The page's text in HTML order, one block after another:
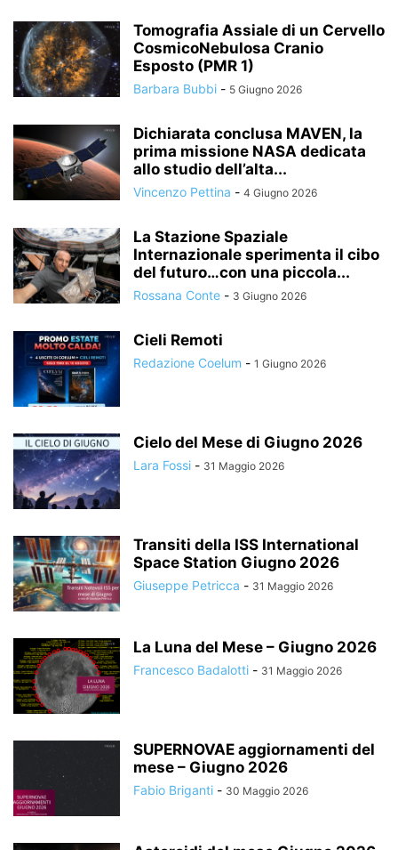
Tomografia Assiale di un Cervello
CosmicoNebulosa Cranio
Esposto (PMR 1)
Barbara Bubbi - 5 Giugno 2026
Dichiarata conclusa MAVEN, la
prima missione NASA dedicata
allo studio dell’alta...
Vincenzo Pettina - 4 Giugno 2026
La Stazione Spaziale
Internazionale sperimenta il cibo
del futuro…con una piccola...
Rossana Conte - 3 Giugno 2026
Cieli Remoti
Redazione Coelum - 1 Giugno 2026
Cielo del Mese di Giugno 2026
Lara Fossi - 31 Maggio 2026
Transiti della ISS International
Space Station Giugno 2026
Giuseppe Petricca - 31 Maggio 2026
La Luna del Mese – Giugno 2026
Francesco Badalotti - 31 Maggio 2026
SUPERNOVAE aggiornamenti del
mese – Giugno 2026
Fabio Briganti - 30 Maggio 2026